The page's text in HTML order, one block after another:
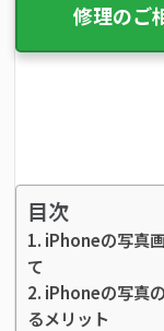
修理のご
目次
iPhoneの写真
て
iPhoneの写真
るメリット